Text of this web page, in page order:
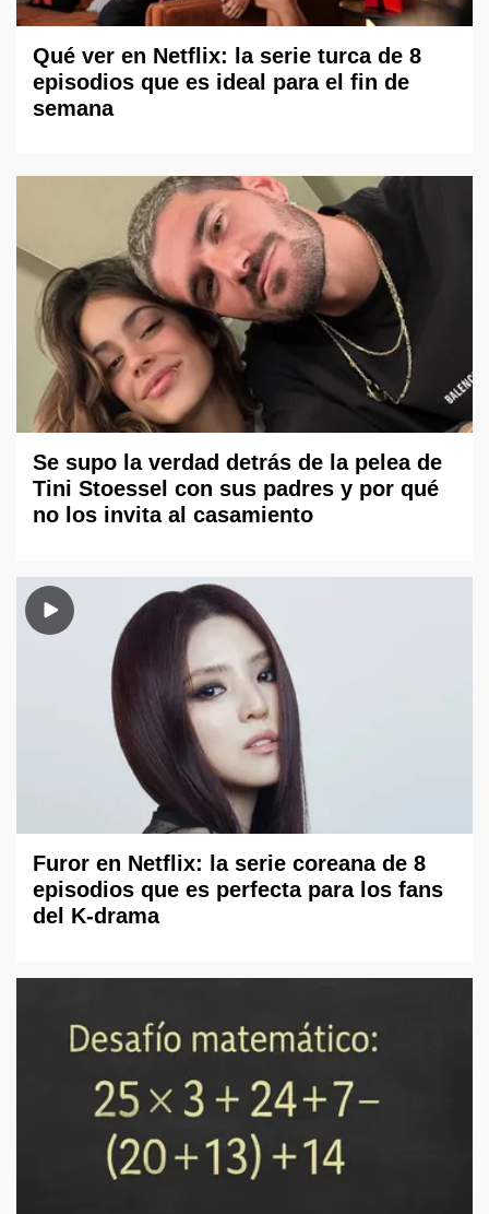
Qué ver en Netflix: la serie turca de 8
episodios que es ideal para el fin de
semana
Se supo la verdad detrás de la pelea de
Tini Stoessel con sus padres y por qué
no los invita al casamiento
Furor en Netflix: la serie coreana de 8
episodios que es perfecta para los fans
del K-drama